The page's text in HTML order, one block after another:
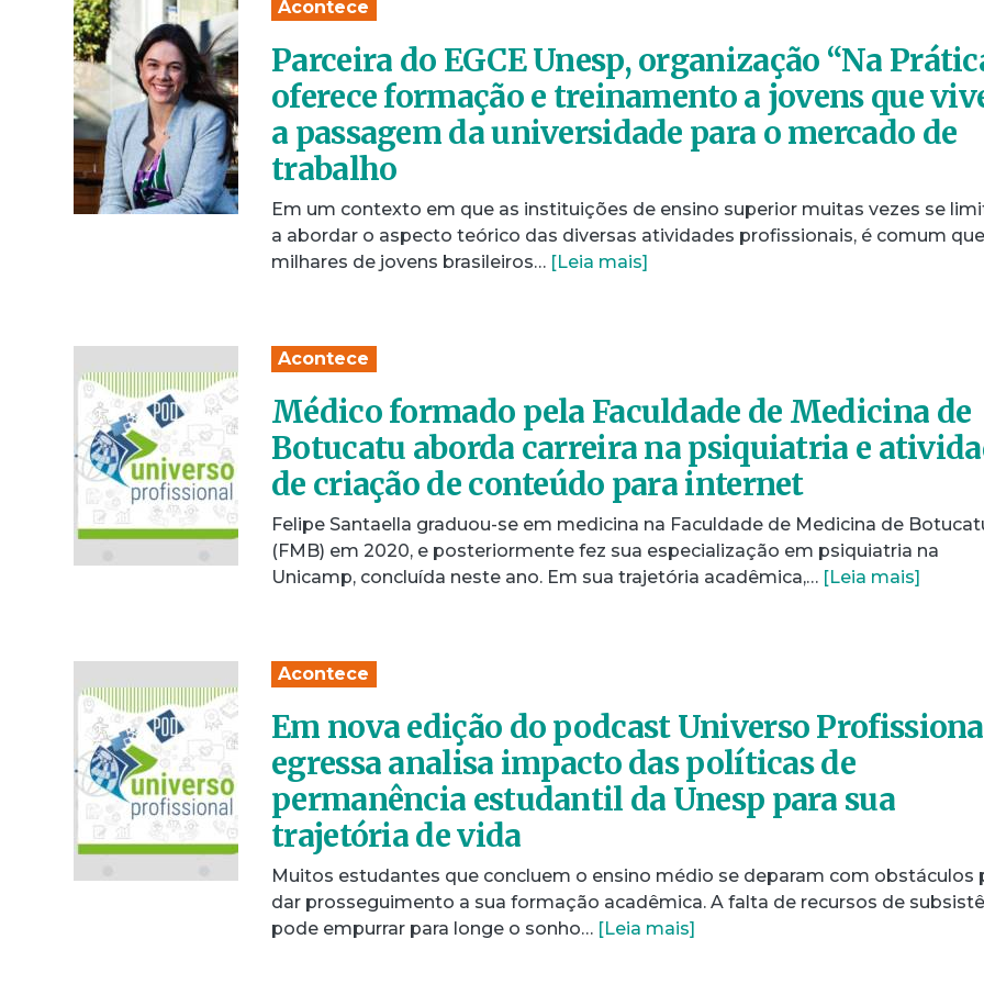
Acontece
Parceira do EGCE Unesp, organização “Na
oferece formação e treinamento a jovens que
a passagem da universidade para o mercado de
trabalho
Em um contexto em que as instituições de ensino superior muitas vezes se
a abordar o aspecto teórico das diversas atividades profissionais, é comum que
milhares de jovens brasileiros… [Leia mais]
Acontece
Médico formado pela Faculdade de Medicina de
Botucatu aborda carreira na psiquiatria e
de criação de conteúdo para internet
Felipe Santaella graduou-se em medicina na Faculdade de Medicina de
(FMB) em 2020, e posteriormente fez sua especialização em psiquiatria na
Unicamp, concluída neste ano. Em sua trajetória acadêmica,… [Leia mais]
Acontece
Em nova edição do podcast Universo
egressa analisa impacto das políticas de
permanência estudantil da Unesp para sua
trajetória de vida
Muitos estudantes que concluem o ensino médio se deparam com obstáculos
dar prosseguimento a sua formação acadêmica. A falta de recursos de
pode empurrar para longe o sonho… [Leia mais]